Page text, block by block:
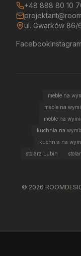
+48 888 80 10
ul. Gwarków 86/
FacebookInstagram
meble na
meble na
meble na
kuchnia na
kuchnia na
stolarz Lubin
© 2026